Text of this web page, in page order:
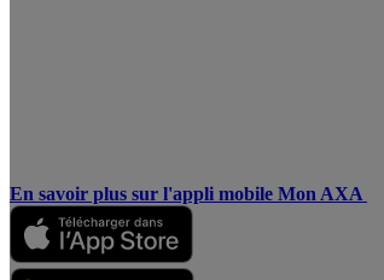
En savoir plus sur l'appli mobile Mon AXA